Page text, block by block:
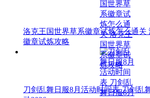
洛克王国世界草系徽章试炼怎么通关
徽章试炼攻略
刀剑乱舞日服8月活动时间表 刀剑乱